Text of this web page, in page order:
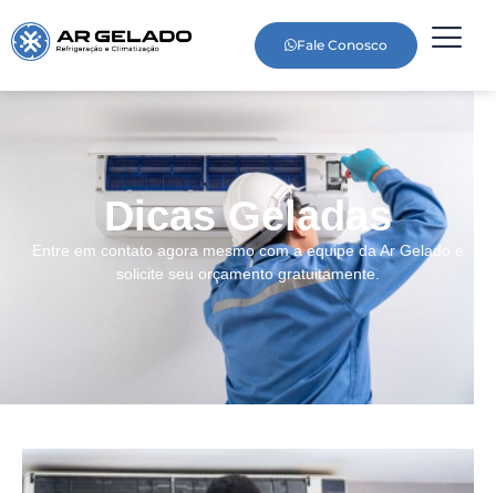
Fale Conosco
Dicas Geladas
Entre em contato agora mesmo com a equipe da Ar Gelado e
solicite seu orçamento gratuitamente.